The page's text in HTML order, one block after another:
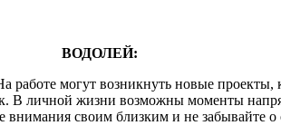
ВОДОЛЕЙ:
работе могут возникнуть новые
В личной жизни возможны моменты
внимания своим близким и не забывайте о